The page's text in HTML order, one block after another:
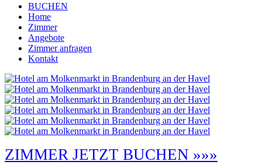
BUCHEN
Home
Zimmer
Angebote
Zimmer anfragen
Kontakt
ZIMMER JETZT BUCHEN »»»